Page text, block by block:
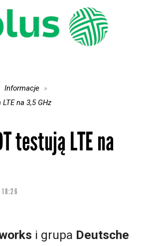
Informacje
na 3,5 GHz
testują LTE na
18:26
i grupa Deutsche